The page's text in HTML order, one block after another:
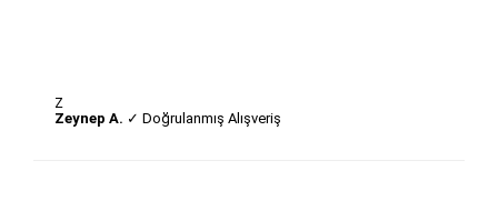
Z
Zeynep A. ✓ Doğrulanmış Alışveriş